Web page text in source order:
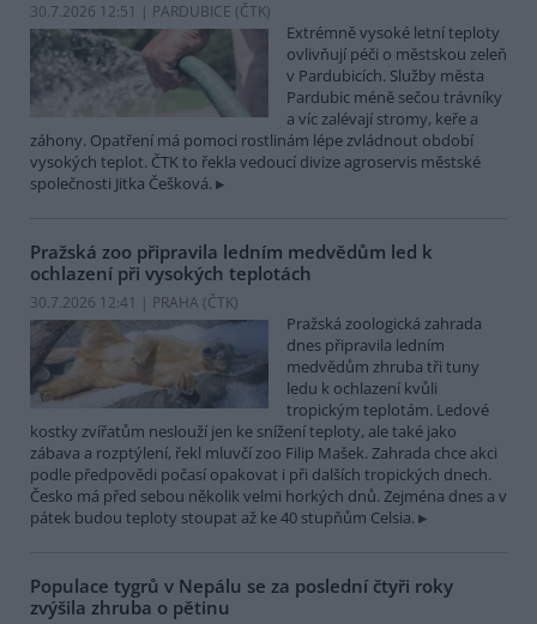
30.7.2026 12:51 | PARDUBICE (ČTK)
Extrémně vysoké letní teploty
ovlivňují péči o městskou zeleň
v Pardubicích. Služby města
Pardubic méně sečou trávníky
a víc zalévají stromy, keře a
záhony. Opatření má pomoci rostlinám lépe zvládnout období
vysokých teplot. ČTK to řekla vedoucí divize agroservis městské
společnosti Jitka Češková.
Pražská zoo připravila ledním medvědům led k
ochlazení při vysokých teplotách
30.7.2026 12:41 | PRAHA (ČTK)
Pražská zoologická zahrada
dnes připravila ledním
medvědům zhruba tři tuny
ledu k ochlazení kvůli
tropickým teplotám. Ledové
kostky zvířatům neslouží jen ke snížení teploty, ale také jako
zábava a rozptýlení, řekl mluvčí zoo Filip Mašek. Zahrada chce akci
podle předpovědi počasí opakovat i při dalších tropických dnech.
Česko má před sebou několik velmi horkých dnů. Zejména dnes a v
pátek budou teploty stoupat až ke 40 stupňům Celsia.
Populace tygrů v Nepálu se za poslední čtyři roky
zvýšila zhruba o pětinu